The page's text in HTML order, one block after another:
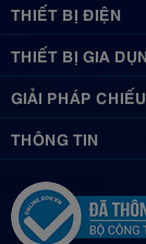
THIẾT BỊ ĐIỆN
THIẾT BỊ GIA
GIẢI PHÁP
THÔNG TIN